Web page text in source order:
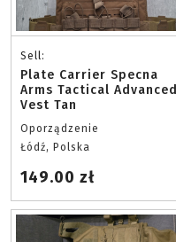
Sell:
Plate Carrier Specna
Arms Tactical Advanced
Vest Tan
Oporządzenie
Łódź, Polska
149.00 zł